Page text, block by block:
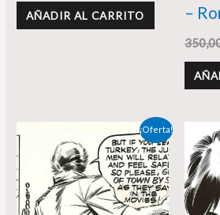
AÑADIR AL CARRITO
–
¡Oferta!
precio
original
era:
350,00 €.
precio
actual
es:
298,00 €.